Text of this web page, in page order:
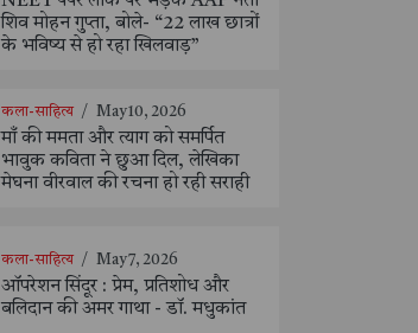
शिव मोहन गुप्ता, बोले- “22 लाख छात्रों
के भविष्य से हो रहा खिलवाड़”
कला-साहित्य / May 10, 2026
माँ की ममता और त्याग को समर्पित
भावुक कविता ने छुआ दिल, लेखिका
मेघना वीरवाल की रचना हो रही सराही
कला-साहित्य / May 7, 2026
ऑपरेशन सिंदूर : प्रेम, प्रतिशोध और
बलिदान की अमर गाथा - डॉ. मधुकांत